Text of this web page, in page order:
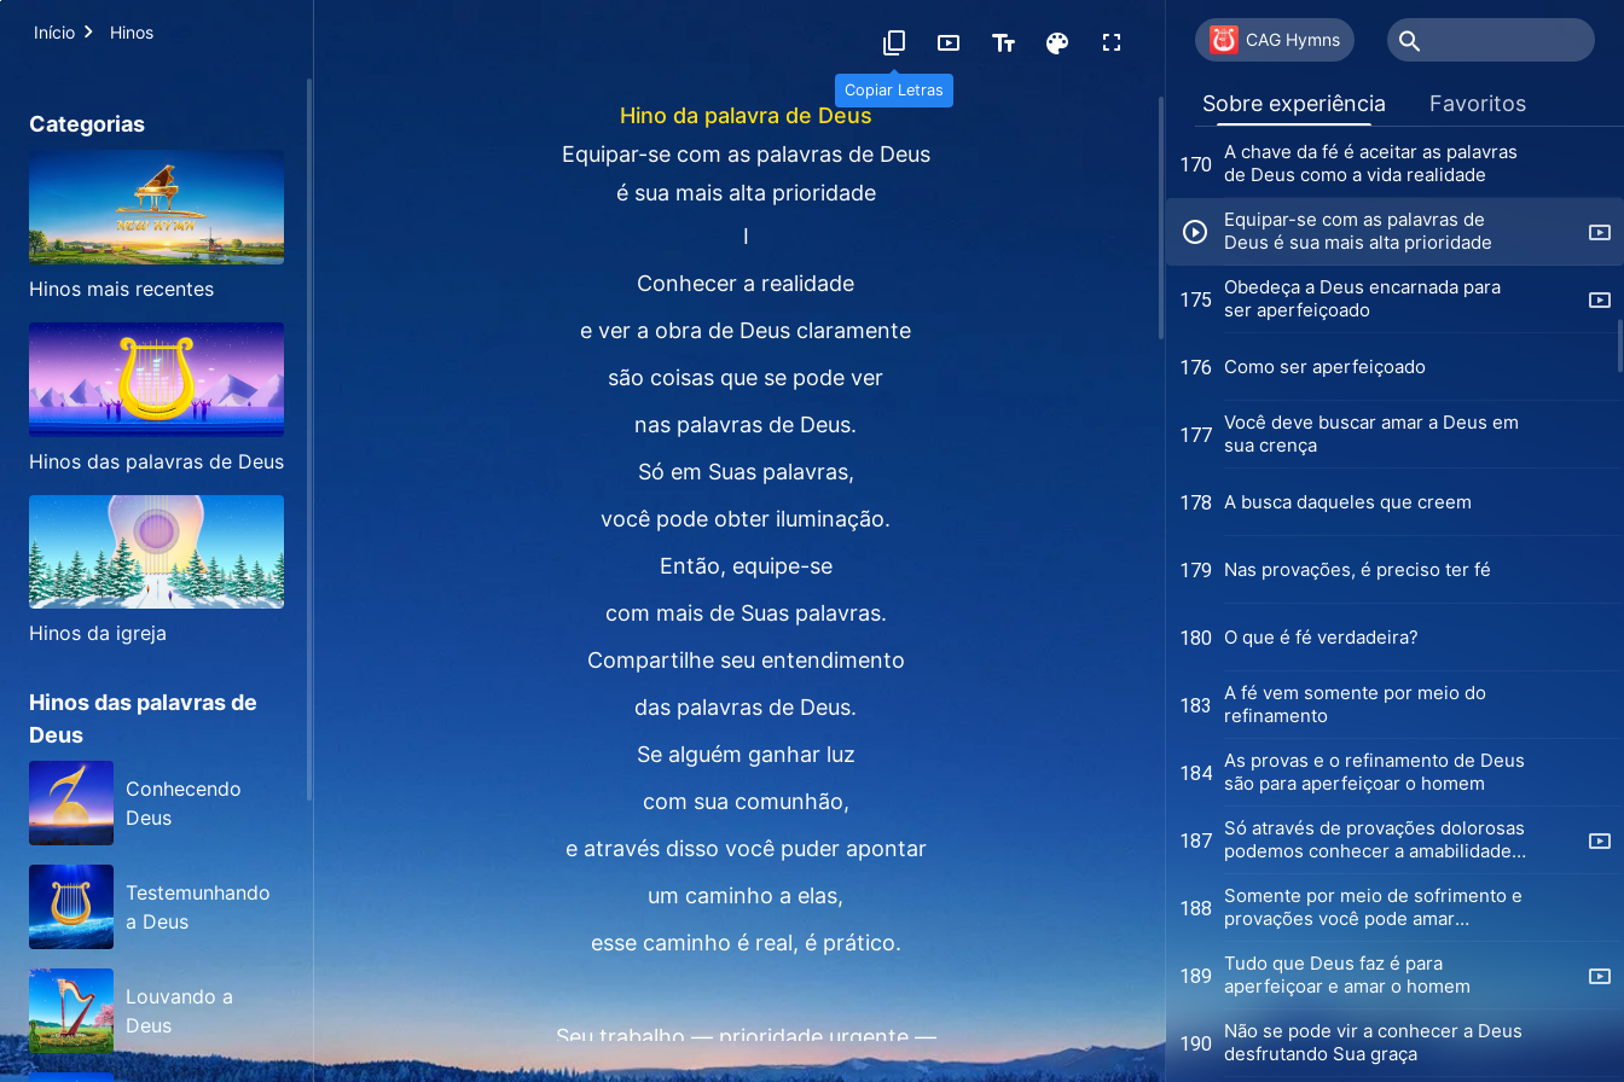
Início Hinos
Copiar Letras
Categorias
Hinos mais recentes
Hinos das palavras de Deus
Hinos da igreja
Hinos das palavras de
Deus
Conhecendo
Deus
Testemunhando
a Deus
Louvando a
Deus
Hino da palavra de Deus
Equipar-se com as palavras de Deus
é sua mais alta prioridade
I
Conhecer a realidade
e ver a obra de Deus claramente
são coisas que se pode ver
nas palavras de Deus.
Só em Suas palavras,
você pode obter iluminação.
Então, equipe-se
com mais de Suas palavras.
Compartilhe seu entendimento
das palavras de Deus.
Se alguém ganhar luz
com sua comunhão,
e através disso você puder apontar
um caminho a elas,
esse caminho é real, é prático.
Seu trabalho — prioridade urgente —
CAG Hymns
Sobre experiência Favoritos
163
Os requisitos necessários para ser
aperfeiçoado
168 Deus
170
A chave da fé é aceitar as palavras
de Deus como a vida realidade
Equipar-se com as palavras de
Deus é sua mais alta prioridade
175
Obedeça a Deus encarnada para
ser aperfeiçoado
176 Como ser aperfeiçoado
177
Você deve buscar amar a Deus em
sua crença
178 A busca daqueles que creem
179 Nas provações, é preciso ter fé
180 O que é fé verdadeira?
183
A fé vem somente por meio do
refinamento
184
As provas e o refinamento de Deus
são para aperfeiçoar o homem
187
Só através de provações dolorosas
podemos conhecer a amabilidade
188
Somente por meio de sofrimento e
provações você pode amar
189
Tudo que Deus faz é para
aperfeiçoar e amar o homem
190
Não se pode vir a conhecer a Deus
desfrutando Sua graça